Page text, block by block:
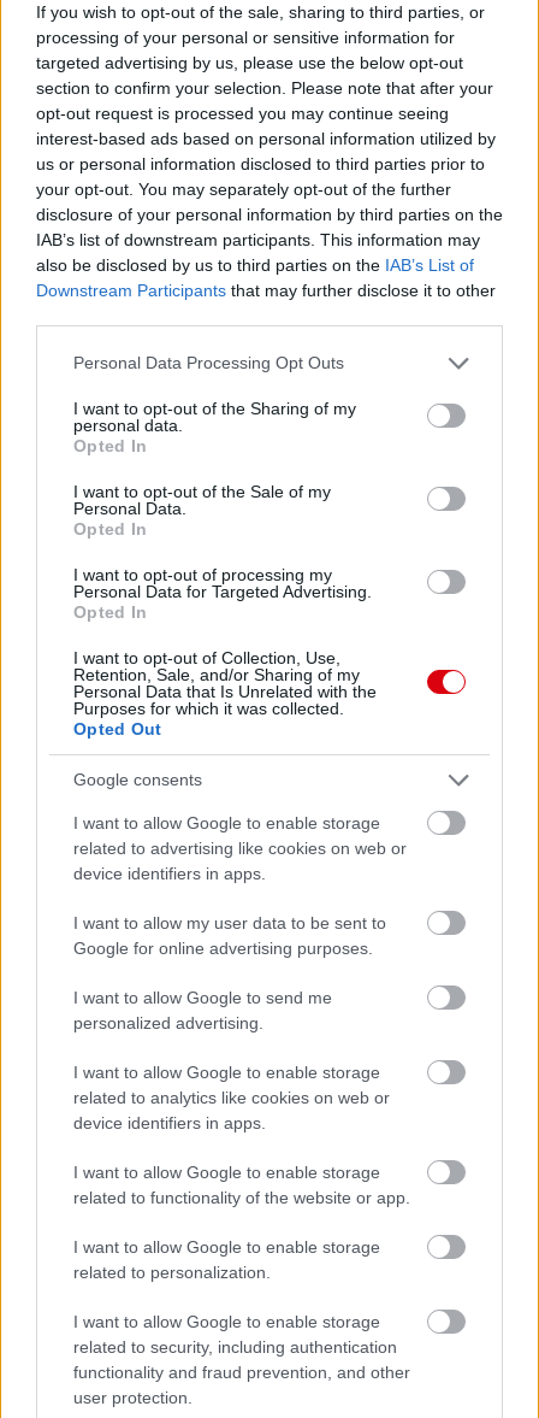
If you wish to opt-out of the sale, sharing to third parties, or
processing of your personal or sensitive information for
targeted advertising by us, please use the below opt-out
section to confirm your selection. Please note that after your
opt-out request is processed you may continue seeing
interest-based ads based on personal information utilized by
us or personal information disclosed to third parties prior to
your opt-out. You may separately opt-out of the further
disclosure of your personal information by third parties on the
IAB’s list of downstream participants. This information may
also be disclosed by us to third parties on the IAB’s List of
Downstream Participants that may further disclose it to other
Please note that this website/app uses one or more Google
not limited to your visit or usage behaviour. You may click to
grant or deny consent to Google and its third-party tags to
use your data for below specified purposes in below Google
consent section.
Personal Data Processing Opt Outs
I want to opt-out of the Sharing of my
personal data.
Opted In
I want to opt-out of the Sale of my
Personal Data.
Opted In
I want to opt-out of processing my
Personal Data for Targeted Advertising.
Opted In
I want to opt-out of Collection, Use,
Retention, Sale, and/or Sharing of my
Personal Data that Is Unrelated with the
Purposes for which it was collected.
Opted Out
Google consents
I want to allow Google to enable storage
related to advertising like cookies on web or
device identifiers in apps.
I want to allow my user data to be sent to
Google for online advertising purposes.
I want to allow Google to send me
personalized advertising.
I want to allow Google to enable storage
related to analytics like cookies on web or
device identifiers in apps.
I want to allow Google to enable storage
related to functionality of the website or app.
I want to allow Google to enable storage
related to personalization.
I want to allow Google to enable storage
related to security, including authentication
functionality and fraud prevention, and other
user protection.
Meccs Center
Leeds UnitedvsManchester
United
Croke Park, Dublin
2026-08-12 20:30
2 nap 9 óra 53 perc 2 másodperc
ELŐZŐ MÉRKŐZÉSEK
Támogatás
Támogasd adományoddal
a ManUtdFanatics.hu működését!
Kapcsolódó hírek
MICHAEL CARRICK
FELKÉSZÜLÉSÜK
CARRICK NYILATKOZATA
MOUNT LECSERÉLÉSÉRŐL